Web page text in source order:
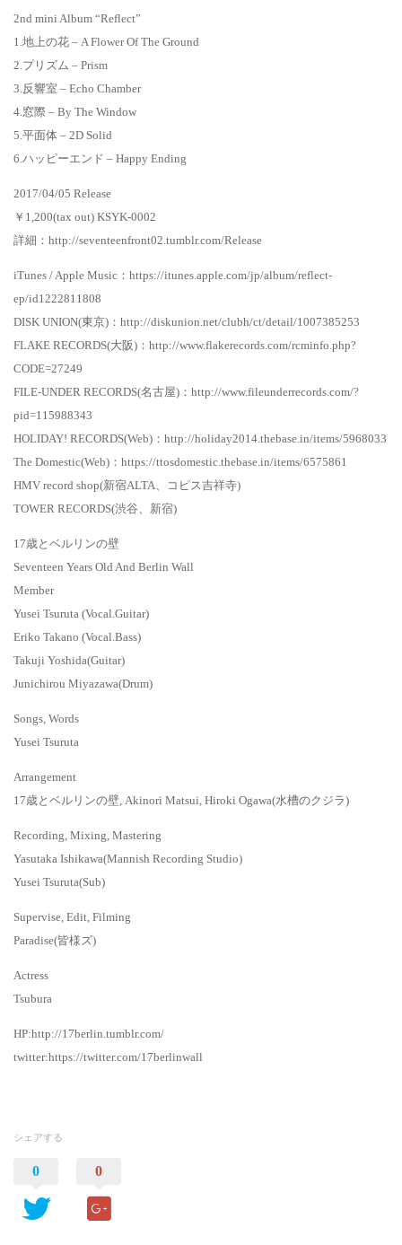
2nd mini Album “Reflect”
1.地上の花 – A Flower Of The Ground
2.プリズム – Prism
3.反響室 – Echo Chamber
4.窓際 – By The Window
5.平面体 – 2D Solid
6.ハッピーエンド – Happy Ending
2017/04/05 Release
￥1,200(tax out) KSYK-0002
詳細：http://seventeenfront02.tumblr.com/Release
iTunes / Apple Music：https://itunes.apple.com/jp/album/reflect-
ep/id1222811808
DISK UNION(東京)：http://diskunion.net/clubh/ct/detail/1007385253
FLAKE RECORDS(大阪)：http://www.flakerecords.com/rcminfo.php?
CODE=27249
FILE-UNDER RECORDS(名古屋)：http://www.fileunderrecords.com/?
pid=115988343
HOLIDAY! RECORDS(Web)：http://holiday2014.thebase.in/items/5968033
The Domestic(Web)：https://ttosdomestic.thebase.in/items/6575861
HMV record shop(新宿ALTA、コピス吉祥寺)
TOWER RECORDS(渋谷、新宿)
17歳とベルリンの壁
Seventeen Years Old And Berlin Wall
Member
Yusei Tsuruta (Vocal.Guitar)
Eriko Takano (Vocal.Bass)
Takuji Yoshida(Guitar)
Junichirou Miyazawa(Drum)
Songs, Words
Yusei Tsuruta
Arrangement
17歳とベルリンの壁, Akinori Matsui, Hiroki Ogawa(水槽のクジラ)
Recording, Mixing, Mastering
Yasutaka Ishikawa(Mannish Recording Studio)
Yusei Tsuruta(Sub)
Supervise, Edit, Filming
Paradise(皆様ズ)
Actress
Tsubura
HP:http://17berlin.tumblr.com/
twitter:https://twitter.com/17berlinwall
シェアする
0 0